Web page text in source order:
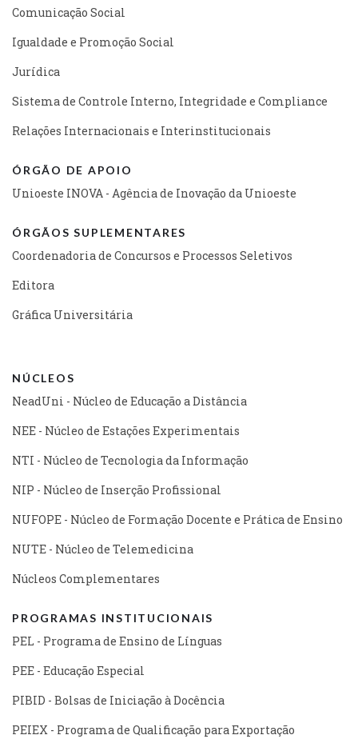
Comunicação Social
Igualdade e Promoção Social
Jurídica
Sistema de Controle Interno, Integridade e Compliance
Relações Internacionais e Interinstitucionais
ÓRGÃO DE APOIO
Unioeste INOVA - Agência de Inovação da Unioeste
ÓRGÃOS SUPLEMENTARES
Coordenadoria de Concursos e Processos Seletivos
Editora
Gráfica Universitária
NÚCLEOS
NeadUni - Núcleo de Educação a Distância
NEE - Núcleo de Estações Experimentais
NTI - Núcleo de Tecnologia da Informação
NIP - Núcleo de Inserção Profissional
NUFOPE - Núcleo de Formação Docente e Prática de Ensino
NUTE - Núcleo de Telemedicina
Núcleos Complementares
PROGRAMAS INSTITUCIONAIS
PEL - Programa de Ensino de Línguas
PEE - Educação Especial
PIBID - Bolsas de Iniciação à Docência
PEIEX - Programa de Qualificação para Exportação